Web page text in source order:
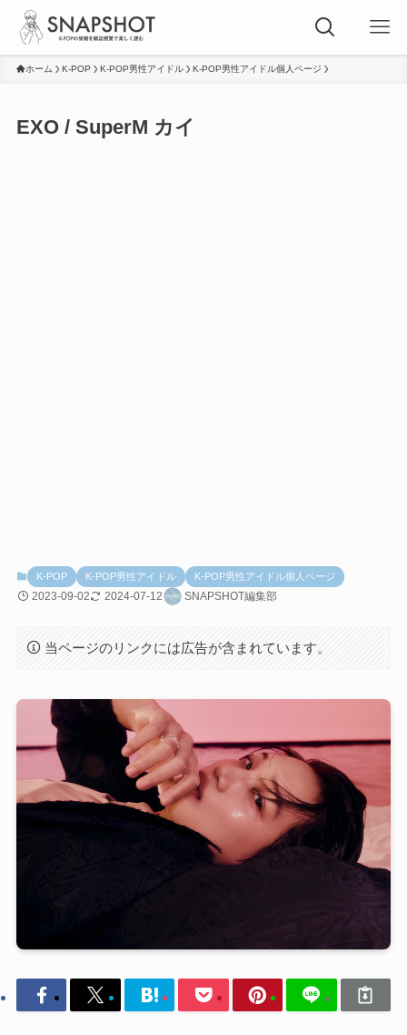
ホーム K-POP K-POP男性アイドル K-POP男性アイドル個人ページ
EXO / SuperM カイ
K-POP K-POP男性アイドル K-POP男性アイドル個人ページ
2023-09-02 2024-07-12 SNAPSHOT編集部
当ページのリンクには広告が含まれています。